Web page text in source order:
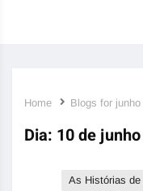
Home Blogs for
Dia: 10 de
As Histórias de